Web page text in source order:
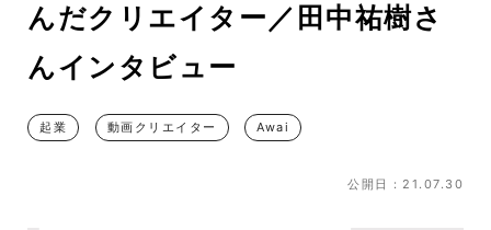
んだクリエイター／田中祐樹さ
んインタビュー
起業 動画クリエイター Awai
公開日：21.07.30